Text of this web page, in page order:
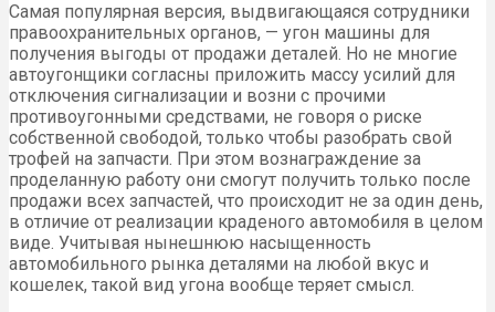
Самая популярная версия, выдвигающаяся сотрудники
правоохранительных органов, — угон машины для
получения выгоды от продажи деталей. Но не многие
автоугонщики согласны приложить массу усилий для
отключения сигнализации и возни с прочими
противоугонными средствами, не говоря о риске
собственной свободой, только чтобы разобрать свой
трофей на запчасти. При этом вознаграждение за
проделанную работу они смогут получить только после
продажи всех запчастей, что происходит не за один день,
в отличие от реализации краденого автомобиля в целом
виде. Учитывая нынешнюю насыщенность
автомобильного рынка деталями на любой вкус и
кошелек, такой вид угона вообще теряет смысл.